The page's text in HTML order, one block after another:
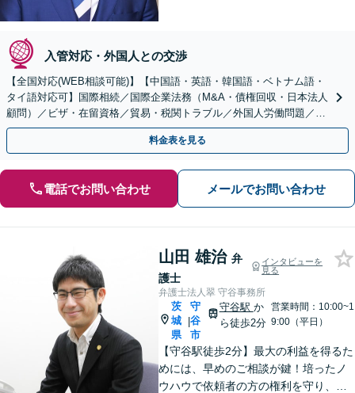
入管対応・外国人との交渉
【全国対応(WEB相談可能)】【中国語・英語・韓国語・ベトナム語・
タイ語対応可】国際相続／国際企業法務（M&A・債権回収・日本法人
顧問）／ビザ・在留資格／貿易・税関トラブル／外国人労働問題／外
国人刑事事件など、幅広いご相談に対応可能
料金表を見る
電話でお問い合わせ メールでお問い合わせ
山田 雄治 弁
護士
インタビューを
見る
弁護士法人翠 守谷事務所
茨
城
県
|
守
谷
市
守谷駅 か
ら徒歩2分
営業時間：10:00~1
9:00（平日）
【守谷駅徒歩2分】最大の利益を得るた
めには、早めのご相談が鍵！培ったノ
ウハウで依頼者の方の権利を守り、最